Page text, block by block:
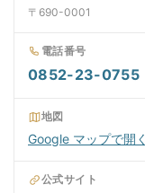
〒690-0001
電話番号
0852-23-0755
地図
Google マップで開く
公式サイト